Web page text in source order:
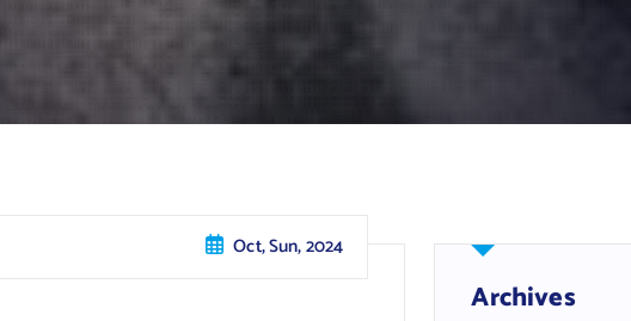
Oct, Sun, 2024
Archives